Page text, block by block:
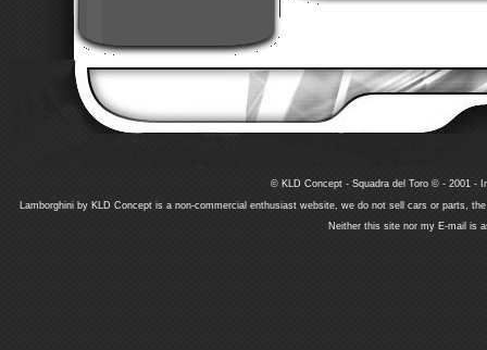
© KLD Concept - Squadra del Toro © - 2001 -
Lamborghini by KLD Concept is a non-commercial enthusiast website, we do not sell cars or parts,
Neither this site nor my E-mail is